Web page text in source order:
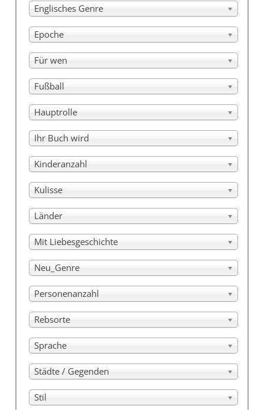
Englisches Genre
Epoche
Für wen
Fußball
Hauptrolle
Ihr Buch wird
Kinderanzahl
Kulisse
Länder
Mit Liebesgeschichte
Neu_Genre
Personenanzahl
Rebsorte
Sprache
Städte / Gegenden
Stil